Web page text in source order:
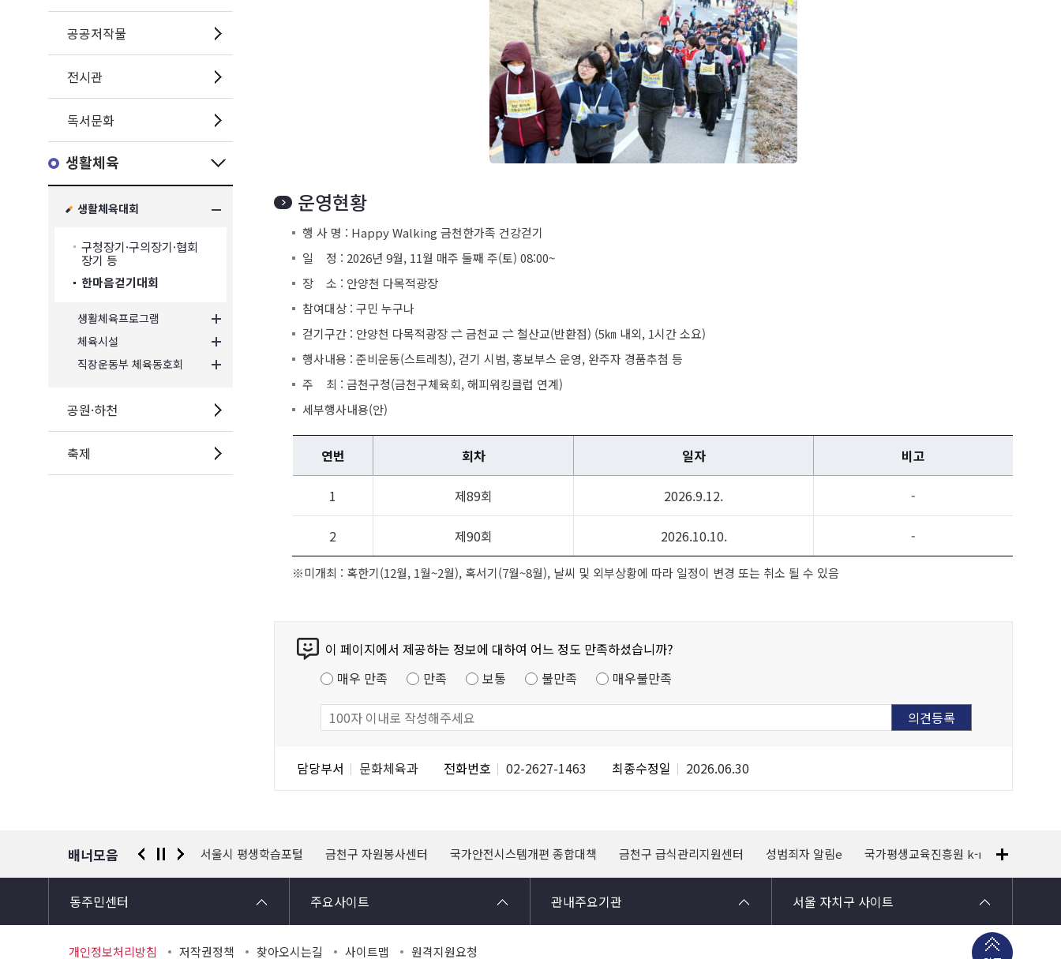
공공저작물
전시관
독서문화
생활체육
생활체육대회
구청장기·구의장기·협회
장기 등
한마음걷기대회
생활체육프로그램
체육시설
직장운동부 체육동호회
공원·하천
축제
운영현황
행 사 명 : Happy Walking 금천한가족 건강걷기
일 정 : 2026년 9월, 11월 매주 둘째 주(토) 08:00~
장 소 : 안양천 다목적광장
참여대상 : 구민 누구나
걷기구간 : 안양천 다목적광장 ⇌ 금천교 ⇌ 철산교(반환점) (5㎞ 내외, 1시간 소요)
행사내용 : 준비운동(스트레칭), 걷기 시범, 홍보부스 운영, 완주자 경품추첨 등
주 최 : 금천구청(금천구체육회, 해피워킹클럽 연계)
세부행사내용(안)
연번 회차 일자 비고
1 제89회 2026.9.12. -
2 제90회 2026.10.10. -
※미개최 : 혹한기(12월, 1월~2월), 혹서기(7월~8월), 날씨 및 외부상황에 따라 일정이 변경 또는 취소 될 수 있음
이 페이지에서 제공하는 정보에 대하여 어느 정도 만족하셨습니까?
매우 만족
만족 보통 불만족 매우불만족
담당부서 문화체육과 전화번호 02-2627-1463 최종수정일 2026.06.30
배너모음
경찰청 유실물 통합포털 서울시 평생학습포털 금천구 자원봉사센터 국가안전시스템개편 종합대책 금천구 급식관리지원센터 성범죄자 알림e 국가평생교육진흥원 k-mooc
동주민센터 주요사이트 관내주요기관 서울 자치구 사이트
개인정보처리방침 저작권정책 찾아오시는길 사이트맵 원격지원요청